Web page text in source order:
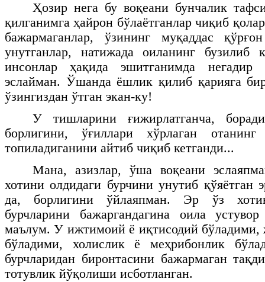
Ҳозир нега бу воқеани бунчалик
қилганимга ҳайрон бўлаётганлар чиқиб
бажармаганлар, ўзининг муқаддас
унутганлар, натижада оиланинг бузилиб
инсонлар ҳақида эшитганимда
эслайман. Ўшанда ёшлик қилиб қарияга
ўзингиздан ўтган экан-ку!
У тишларини ғижирлатганча,
борлигини, ўғиллари хўрлаган отанинг
топиладиганини айтиб чиқиб кетганди...
Мана, азизлар, ўша воқеани
хотини олдидаги бурчини унутиб қўяётган
да, борлигини ўйлаяпман. Эр ўз
бурчларини бажаргандагина оила
маълум. У ижтимоий ё иқтисодий
бўладими, холислик ё меҳрибонлик
бурчларидан биронтасини бажармаган
тотувлик йўқолиши исботланган.